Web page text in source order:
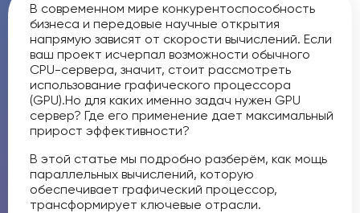
В современном мире конкурентоспособность
бизнеса и передовые научные открытия
напрямую зависят от скорости вычислений. Если
ваш проект исчерпал возможности обычного
CPU-сервера, значит, стоит рассмотреть
использование графического процессора
(GPU).Но для каких именно задач нужен GPU
сервер? Где его применение дает максимальный
прирост эффективности?
В этой статье мы подробно разберём, как мощь
параллельных вычислений, которую
обеспечивает графический процессор,
трансформирует ключевые отрасли.